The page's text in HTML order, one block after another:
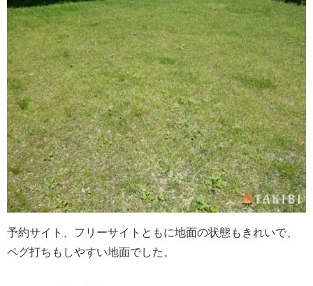
予約サイト、フリーサイトともに地面の状態もきれいで、
ペグ打ちもしやすい地面でした。